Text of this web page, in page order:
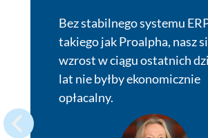
Bez stabilnego systemu
takiego jak Proalpha, nasz
wzrost w ciągu ostatnich
lat nie byłby ekonomicznie
opłacalny.